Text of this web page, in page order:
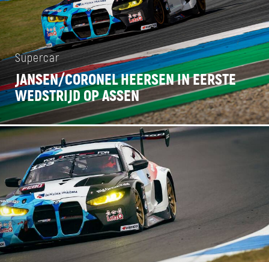
Supercar
JANSEN/CORONEL HEERSEN IN EERSTE
WEDSTRIJD OP ASSEN